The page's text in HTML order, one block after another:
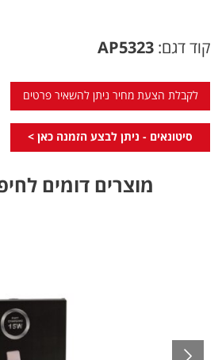
קוד דגם: AP5323
לקבלת הצעת מחיר ניתן להשאיר פרטים
סיטונאים - ניתן לבצע הזמנה כאן >
מוצרים דומים